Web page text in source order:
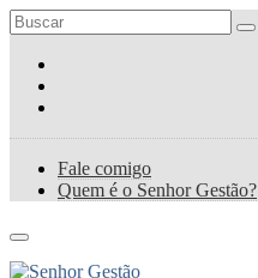
Fale comigo
Quem é o Senhor Gestão?